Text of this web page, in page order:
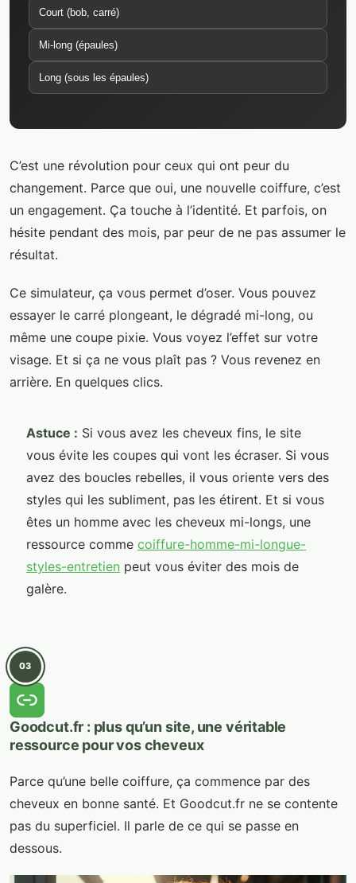
Court (bob, carré)
Mi-long (épaules)
Long (sous les épaules)
C’est une révolution pour ceux qui ont peur du
changement. Parce que oui, une nouvelle coiffure, c’est
un engagement. Ça touche à l’identité. Et parfois, on
hésite pendant des mois, par peur de ne pas assumer le
résultat.
Ce simulateur, ça vous permet d’oser. Vous pouvez
essayer le carré plongeant, le dégradé mi-long, ou
même une coupe pixie. Vous voyez l’effet sur votre
visage. Et si ça ne vous plaît pas ? Vous revenez en
arrière. En quelques clics.
Astuce : Si vous avez les cheveux fins, le site
vous évite les coupes qui vont les écraser. Si vous
avez des boucles rebelles, il vous oriente vers des
styles qui les subliment, pas les étirent. Et si vous
êtes un homme avec les cheveux mi-longs, une
ressource comme coiffure-homme-mi-longue-
styles-entretien peut vous éviter des mois de
galère.
03
Goodcut.fr : plus qu’un site, une véritable
ressource pour vos cheveux
Parce qu’une belle coiffure, ça commence par des
cheveux en bonne santé. Et Goodcut.fr ne se contente
pas du superficiel. Il parle de ce qui se passe en
dessous.